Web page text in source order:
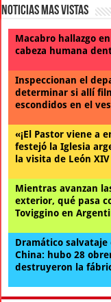
Noticias Mas Vistas
Macabro hallazgo
cabeza humana
Inspeccionan el
determinar si allí
escondidos en el
«¡El Pastor viene a
festejó la Iglesia
la visita de León XIV
Mientras avanzan
exterior, qué pasa
Toviggino en
Dramático
China: hubo 28
destruyeron la